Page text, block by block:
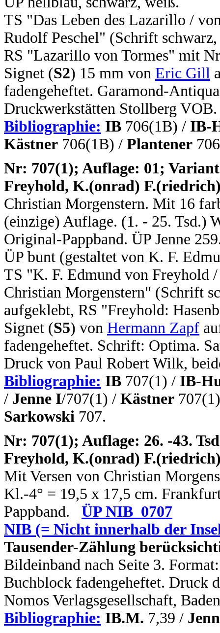
TS "Das Leben des Lazarillo /
Rudolf Peschel" (Schrift
RS "Lazarillo von Tormes" mit
Signet (S2) 15 mm von Eric Gill
fadengeheftet. Garamond-
Druckwerkstätten Stollberg VOB.
Bibliographie: IB 706(1B) / IB-
Kästner 706(1B) / Plantener
Nr: 707(1); Auflage: 01;
Freyhold, K.(onrad)
Christian Morgenstern. Mit 16
(einzige) Auflage. (1. - 25. Tsd.)
Original-Pappband. ÜP Jenne
ÜP bunt (gestaltet von K. F.
TS "K. F. Edmund von Freyhold
Christian Morgenstern" (Schrift
aufgeklebt, RS "Freyhold:
Signet (S5) von Hermann Zapf
fadengeheftet. Schrift: Optima.
Druck von Paul Robert Wilk,
Bibliographie: IB 707(1) / IB-
/ Jenne I/707(1) / Kästner
Sarkowski 707.
Nr: 707(1); Auflage: 26. -43.
Freyhold, K.(onrad)
Mit Versen von Christian
Kl.-4° = 19,5 x 17,5 cm.
Pappband.
ÜP NIB_0707
NIB (= Nicht innerhalb der
Tausender-Zählung
Bildeinband nach Seite 3.
Buchblock fadengeheftet. Druck
Nomos Verlagsgesellschaft,
Bibliographie: IB.M. 7,39 /